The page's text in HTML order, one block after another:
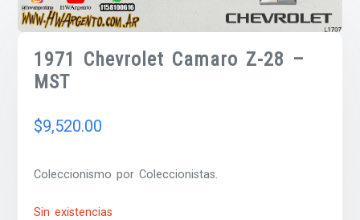
1971 Chevrolet Camaro Z-28 –
MST
$9,520.00
Coleccionismo por Coleccionistas.
Sin existencias